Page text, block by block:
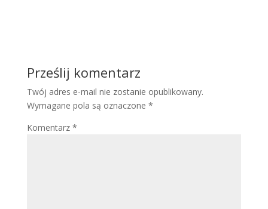
Prześlij komentarz
Twój adres e-mail nie zostanie opublikowany.
Wymagane pola są oznaczone *
Komentarz *